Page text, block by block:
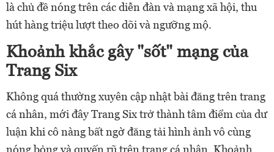
là chủ đề nóng trên các diễn đàn và mạng xã hội, thu
hút hàng triệu lượt theo dõi và ngưỡng mộ.
Khoảnh khắc gây "sốt" mạng của
Trang Six
Không quá thường xuyên cập nhật bài đăng trên trang
cá nhân, mới đây Trang Six trở thành tâm điểm của dư
luận khi cô nàng bất ngờ đăng tải hình ảnh vô cùng
nóng bỏng và quyến rũ trên trang cá nhân. Khoảnh